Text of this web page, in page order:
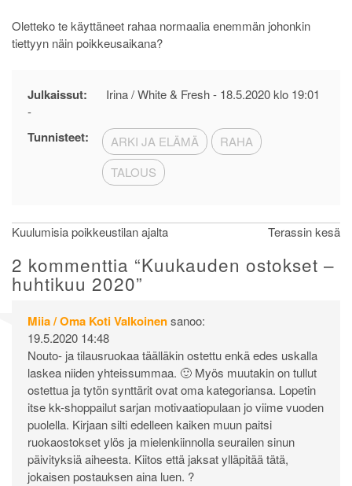
Oletteko te käyttäneet rahaa normaalia enemmän johonkin
tiettyyn näin poikkeusaikana?
Julkaissut: Irina / White & Fresh - 18.5.2020 klo 19:01
-
Tunnisteet: ARKI JA ELÄMÄ
RAHA
TALOUS
Artikkelien
selaus
Kuulumisia poikkeustilan ajalta Terassin kesä
2 kommenttia “Kuukauden ostokset –
huhtikuu 2020”
Miia / Oma Koti Valkoinensanoo:
19.5.2020 14:48
Nouto- ja tilausruokaa täälläkin ostettu enkä edes uskalla
laskea niiden yhteissummaa. 🙂 Myös muutakin on tullut
ostettua ja tytön synttärit ovat oma kategoriansa. Lopetin
itse kk-shoppailut sarjan motivaatiopulaan jo viime vuoden
puolella. Kirjaan silti edelleen kaiken muun paitsi
ruokaostokset ylös ja mielenkiinnolla seurailen sinun
päivityksiä aiheesta. Kiitos että jaksat ylläpitää tätä,
jokaisen postauksen aina luen. ?